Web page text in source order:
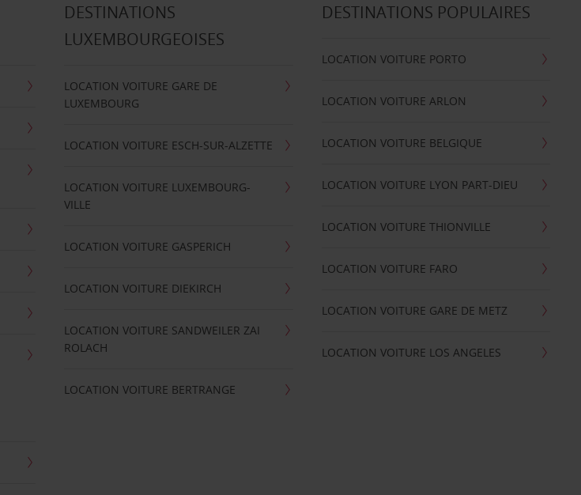
DESTINATIONS
LUXEMBOURGEOISES
LOCATION VOITURE GARE DE
LUXEMBOURG
LOCATION VOITURE ESCH-SUR-ALZETTE
LOCATION VOITURE LUXEMBOURG-
VILLE
LOCATION VOITURE GASPERICH
LOCATION VOITURE DIEKIRCH
LOCATION VOITURE SANDWEILER ZAI
ROLACH
LOCATION VOITURE BERTRANGE
DESTINATIONS POPULAIRES
LOCATION VOITURE PORTO
LOCATION VOITURE ARLON
LOCATION VOITURE BELGIQUE
LOCATION VOITURE LYON PART-DIEU
LOCATION VOITURE THIONVILLE
LOCATION VOITURE FARO
LOCATION VOITURE GARE DE METZ
LOCATION VOITURE LOS ANGELES